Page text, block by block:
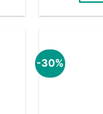
-30%